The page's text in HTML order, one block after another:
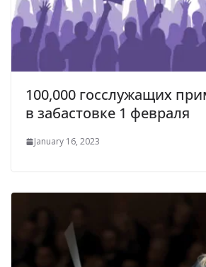
100,000 госслужащих
в забастовке 1 февраля
January 16, 2023